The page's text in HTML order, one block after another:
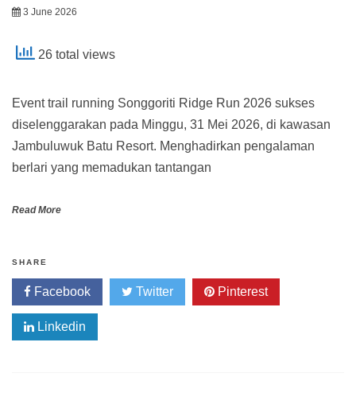
3 June 2026
26 total views
Event trail running Songgoriti Ridge Run 2026 sukses
diselenggarakan pada Minggu, 31 Mei 2026, di kawasan
Jambuluwuk Batu Resort. Menghadirkan pengalaman
berlari yang memadukan tantangan
Read More
SHARE
Facebook Twitter Pinterest
Linkedin